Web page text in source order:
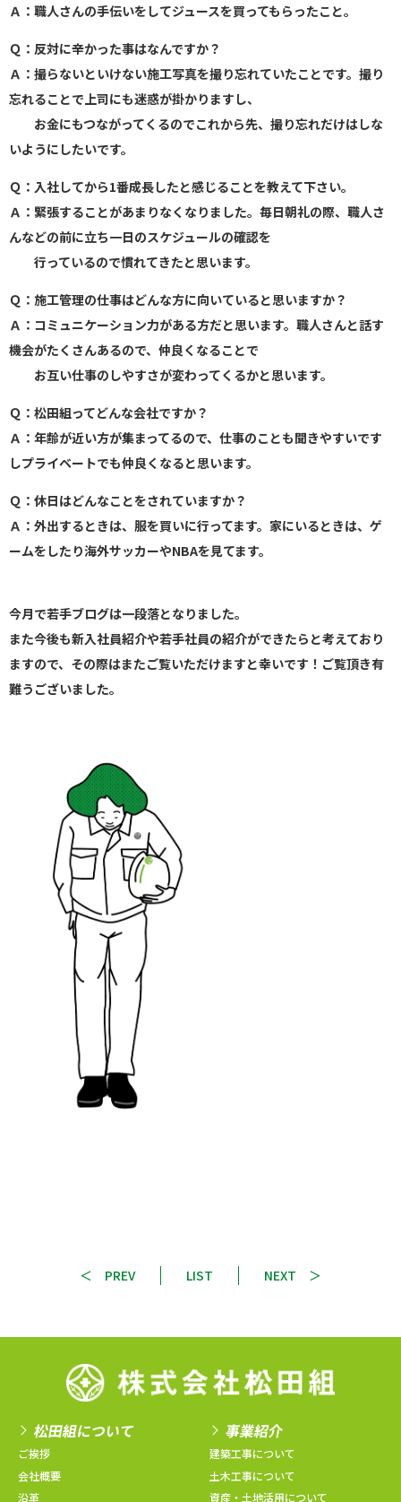
Ａ：職人さんの手伝いをしてジュースを買ってもらったこと。
Ｑ：反対に辛かった事はなんですか？
Ａ：撮らないといけない施工写真を撮り忘れていたことです。撮り
忘れることで上司にも迷惑が掛かりますし、
お金にもつながってくるのでこれから先、撮り忘れだけはしな
いようにしたいです。
Ｑ：入社してから1番成長したと感じることを教えて下さい。
Ａ：緊張することがあまりなくなりました。毎日朝礼の際、職人さ
んなどの前に立ち一日のスケジュールの確認を
行っているので慣れてきたと思います。
Ｑ：施工管理の仕事はどんな方に向いていると思いますか？
Ａ：コミュニケーション力がある方だと思います。職人さんと話す
機会がたくさんあるので、仲良くなることで
お互い仕事のしやすさが変わってくるかと思います。
Ｑ：松田組ってどんな会社ですか？
Ａ：年齢が近い方が集まってるので、仕事のことも聞きやすいです
しプライベートでも仲良くなると思います。
Ｑ：休日はどんなことをされていますか？
Ａ：外出するときは、服を買いに行ってます。家にいるときは、ゲ
ームをしたり海外サッカーやNBAを見てます。
今月で若手ブログは一段落となりました。
また今後も新入社員紹介や若手社員の紹介ができたらと考えており
ますので、その際はまたご覧いただけますと幸いです！ご覧頂き有
難うございました。
PREV LIST NEXT
松田組について
ご挨拶
会社概要
沿革
事業紹介
建築工事について
土木工事について
資産・土地活用について